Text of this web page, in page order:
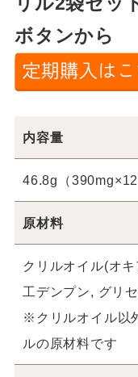
ボタンから
内容量
46.8g（
原材料
クリルオイル(オ
工デンプン, グリ
※クリルオイル以
ルの原材料です